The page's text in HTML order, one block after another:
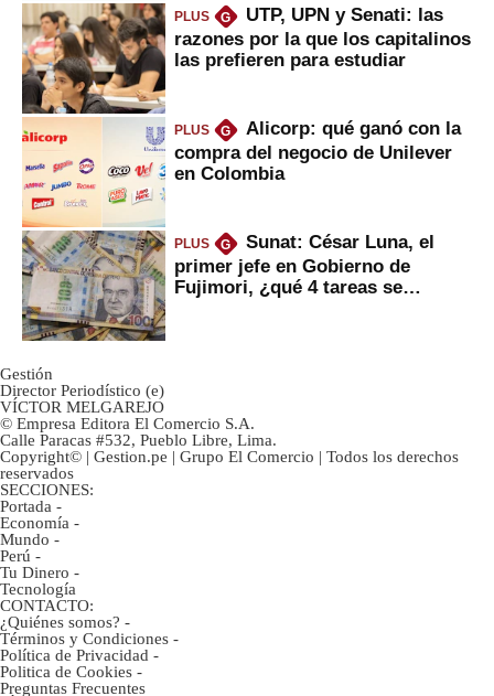
PLUS G
UTP, UPN y Senati: las
razones por la que los capitalinos
las prefieren para estudiar
PLUS G
Alicorp: qué ganó con la
compra del negocio de Unilever
en Colombia
PLUS G
Sunat: César Luna, el
primer jefe en Gobierno de
Fujimori, ¿qué 4 tareas se
Gestión
Director Periodístico (e)
VÍCTOR MELGAREJO
© Empresa Editora El Comercio S.A.
Calle Paracas #532, Pueblo Libre, Lima.
Copyright© | Gestion.pe | Grupo El Comercio | Todos los derechos
reservados
SECCIONES:
Portada -
Economía -
Mundo -
Perú -
Tu Dinero -
Tecnología
CONTACTO:
¿Quiénes somos? -
Términos y Condiciones -
Política de Privacidad -
Politica de Cookies -
Preguntas Frecuentes